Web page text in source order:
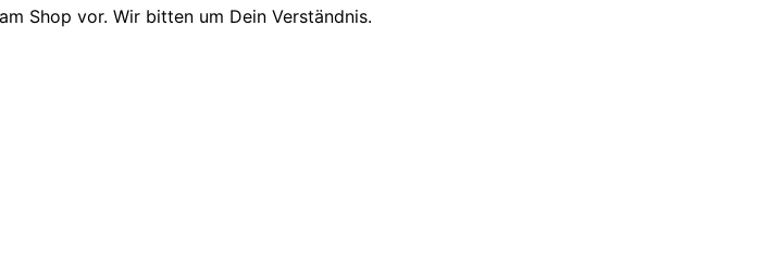
Shop vor. Wir bitten um Dein Verständnis.